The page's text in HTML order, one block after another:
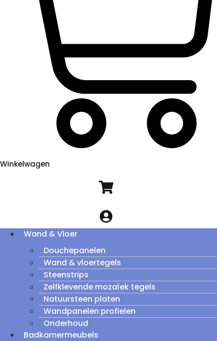
Winkelwagen
Wand & Vloer
Douchepanelen
Wand & vloertegels
Steenstrips
Zelfklevende mozaïek tegels
Natuursteen platen
Wandpanelen profielen
Onderhoud
Badkamermeubels